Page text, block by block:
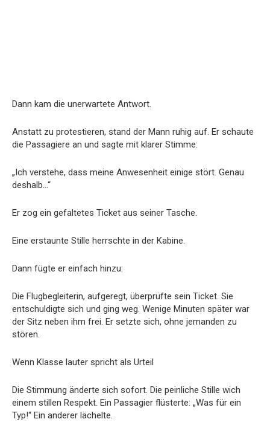
Dann kam die unerwartete Antwort.
Anstatt zu protestieren, stand der Mann ruhig auf. Er schaute
die Passagiere an und sagte mit klarer Stimme:
„Ich verstehe, dass meine Anwesenheit einige stört. Genau
deshalb…“
Er zog ein gefaltetes Ticket aus seiner Tasche.
Eine erstaunte Stille herrschte in der Kabine.
Dann fügte er einfach hinzu:
Die Flugbegleiterin, aufgeregt, überprüfte sein Ticket. Sie
entschuldigte sich und ging weg. Wenige Minuten später war
der Sitz neben ihm frei. Er setzte sich, ohne jemanden zu
stören.
Wenn Klasse lauter spricht als Urteil
Die Stimmung änderte sich sofort. Die peinliche Stille wich
einem stillen Respekt. Ein Passagier flüsterte: „Was für ein
Typ!“ Ein anderer lächelte.